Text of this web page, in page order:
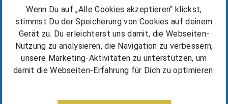
Wenn Du auf „Alle Cookies akzeptieren“ klickst,
stimmst Du der Speicherung von Cookies auf deinem
Gerät zu. Du erleichterst uns damit, die Webseiten-
Nutzung zu analysieren, die Navigation zu verbessern,
unsere Marketing-Aktivitäten zu unterstützen, um
damit die Webseiten-Erfahrung für Dich zu optimieren.
Kostenlos starten
Die Michlbauer Methode
Kurse & Unterricht finden
Erfolgsgeschichten & Tipps
⁠Harmonika kaufen / mieten
Deine Vorteile